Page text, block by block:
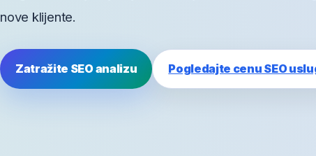
nove klijente.
Zatražite SEO analizu Pogledajte cenu SEO